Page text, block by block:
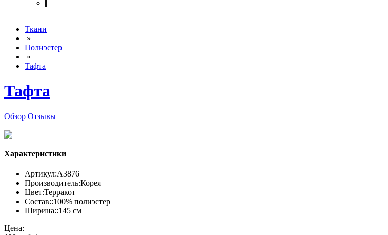
Ткани
»
Полиэстер
»
Тафта
Тафта
Обзор Отзывы
Характеристики
Артикул:А3876
Производитель:Корея
Цвет:Терракот
Состав::100% полиэстер
Ширина::145 см
Цена: